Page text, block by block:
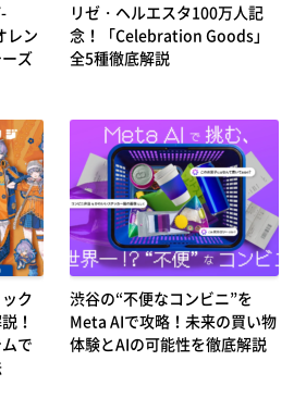
レン
ズ
リゼ・ヘルエスタ100万人記
念！「Celebration Goods」
全5種徹底解説
ク
！
で
渋谷の“不便なコンビニ”を
Meta AIで攻略！未来の買い物
体験とAIの可能性を徹底解説